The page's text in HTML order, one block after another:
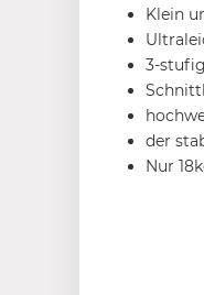
Klein
3-
der
Nur